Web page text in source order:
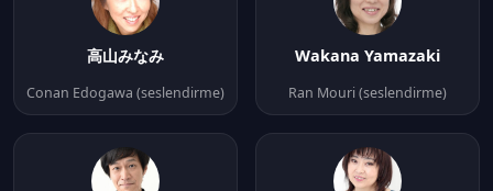
高山みなみ
Conan Edogawa (seslendirme)
Wakana Yamazaki
Ran Mouri (seslendirme)